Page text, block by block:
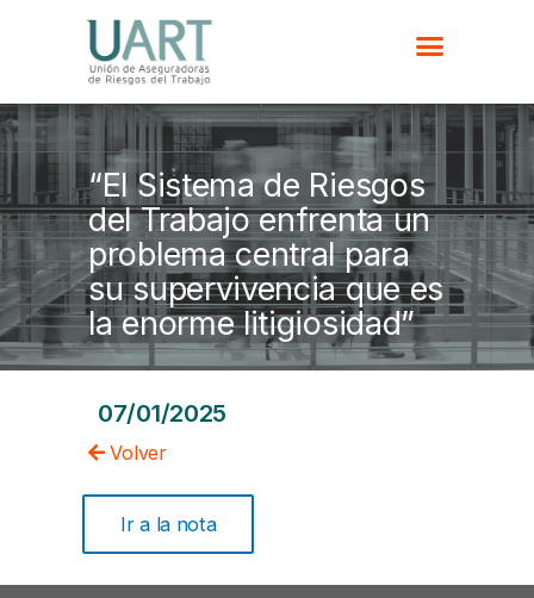
“El Sistema de Riesgos
del Trabajo enfrenta un
problema central para
su supervivencia que es
la enorme litigiosidad”
07/01/2025
Volver
Ir a la nota